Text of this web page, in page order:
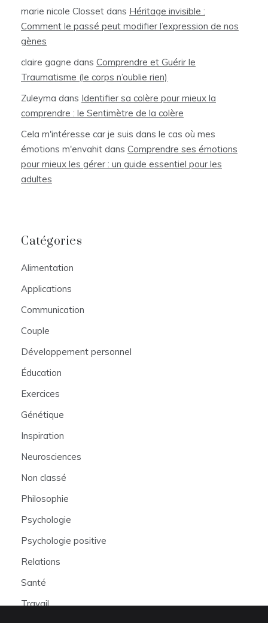
marie nicole Closset dans Héritage invisible :
Comment le passé peut modifier l’expression de nos
gènes
claire gagne dans Comprendre et Guérir le
Traumatisme (le corps n’oublie rien)
Zuleyma dans Identifier sa colère pour mieux la
comprendre : le Sentimètre de la colère
Cela m'intéresse car je suis dans le cas où mes
émotions m'envahit dans Comprendre ses émotions
pour mieux les gérer : un guide essentiel pour les
adultes
Catégories
Alimentation
Applications
Communication
Couple
Développement personnel
Éducation
Exercices
Génétique
Inspiration
Neurosciences
Non classé
Philosophie
Psychologie
Psychologie positive
Relations
Santé
Travail